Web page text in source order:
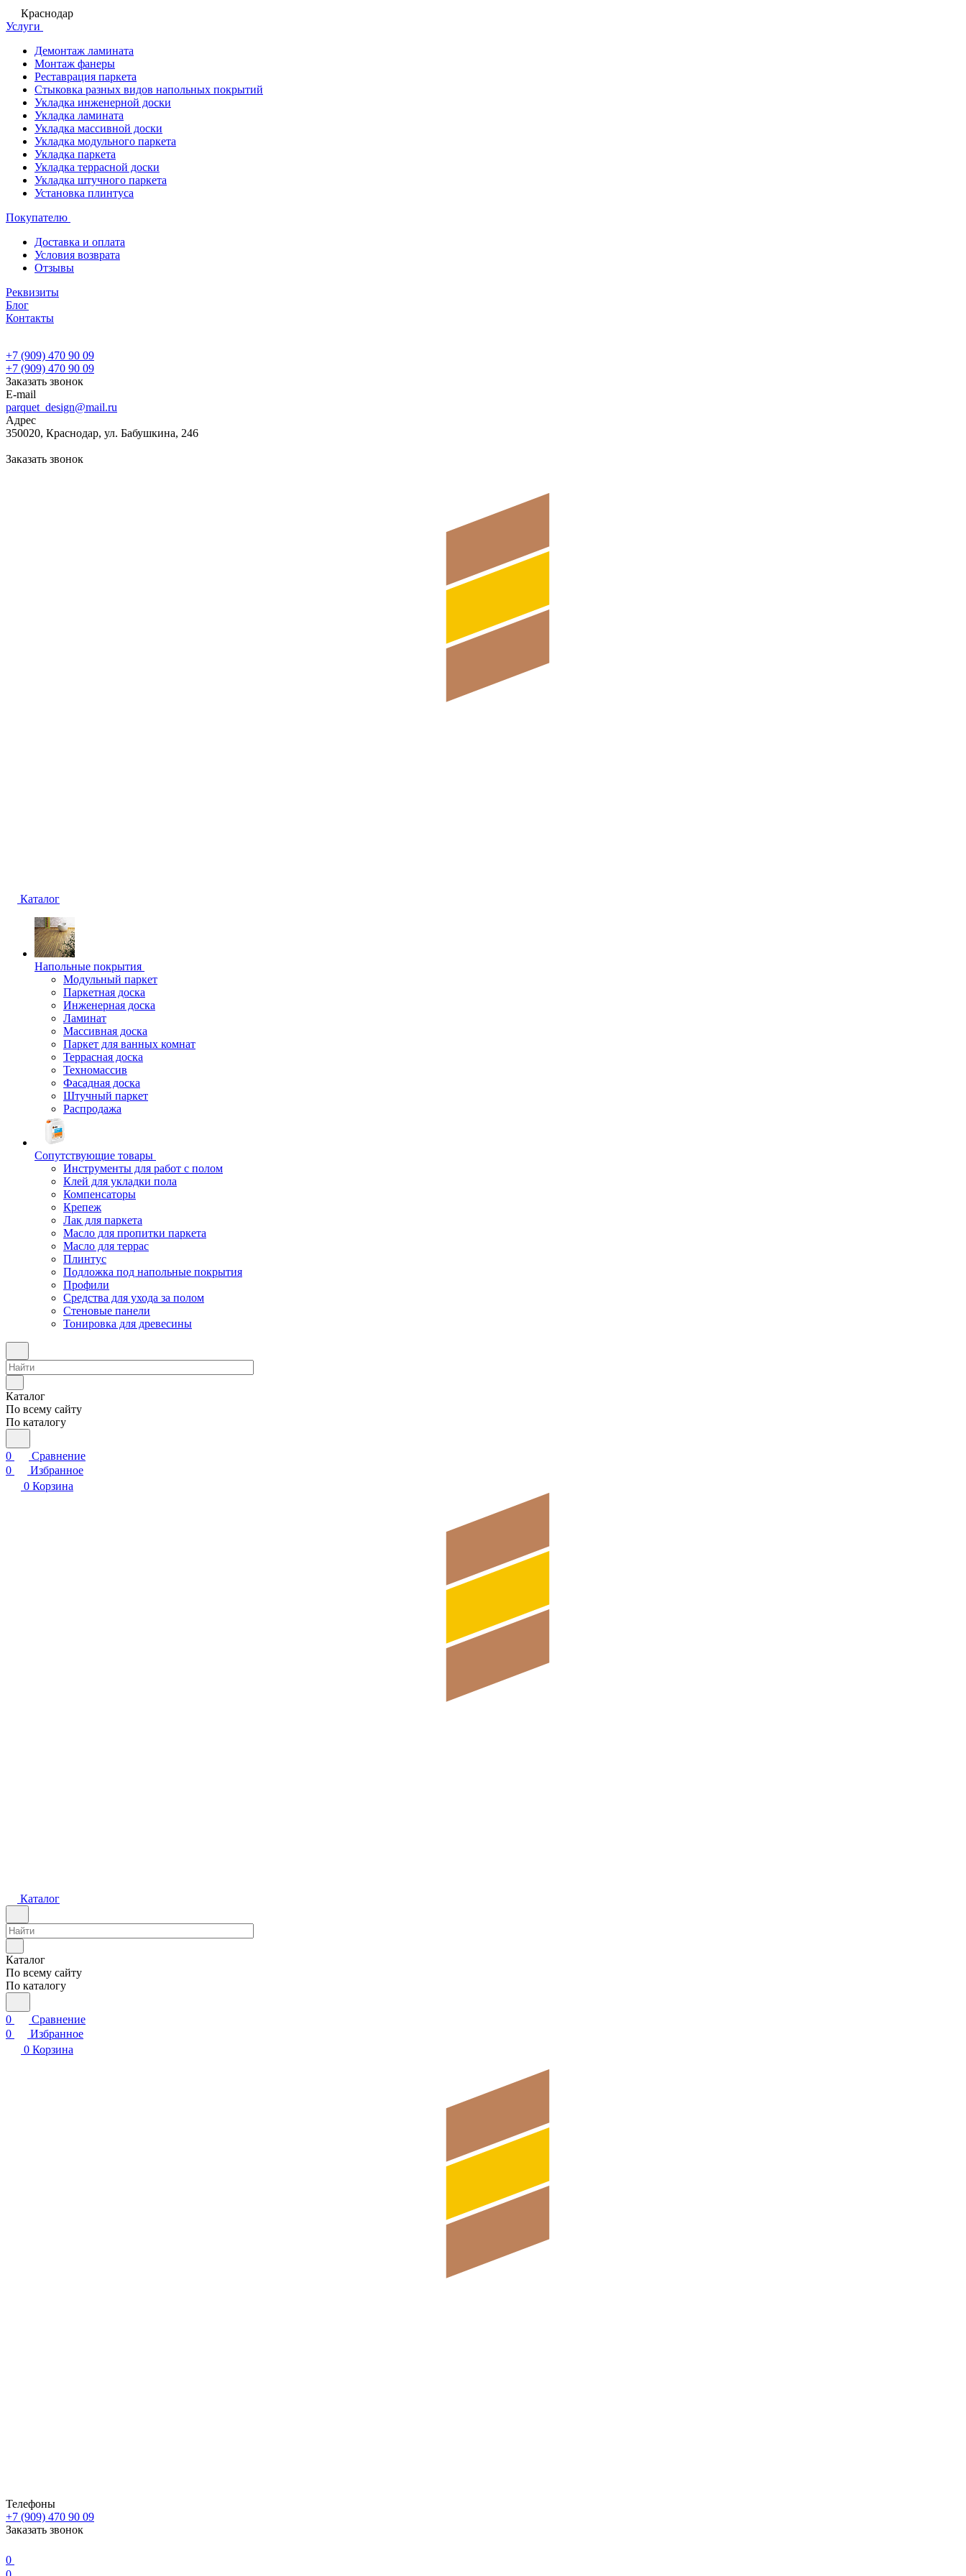
Краснодар
Услуги
Демонтаж ламината
Монтаж фанеры
Реставрация паркета
Стыковка разных видов напольных покрытий
Укладка инженерной доски
Укладка ламината
Укладка массивной доски
Укладка модульного паркета
Укладка паркета
Укладка террасной доски
Укладка штучного паркета
Установка плинтуса
Покупателю
Доставка и оплата
Условия возврата
Отзывы
Реквизиты
Блог
Контакты
+7 (909) 470 90 09
+7 (909) 470 90 09
Заказать звонок
E-mail
parquet_design@mail.ru
Адрес
350020, Краснодар, ул. Бабушкина, 246
Заказать звонок
Каталог
Напольные покрытия
Модульный паркет
Паркетная доска
Инженерная доска
Ламинат
Массивная доска
Паркет для ванных комнат
Террасная доска
Техномассив
Фасадная доска
Штучный паркет
Распродажа
Сопутствующие товары
Инструменты для работ с полом
Клей для укладки пола
Компенсаторы
Крепеж
Лак для паркета
Масло для пропитки паркета
Масло для террас
Плинтус
Подложка под напольные покрытия
Профили
Средства для ухода за полом
Стеновые панели
Тонировка для древесины
Каталог
По всему сайту
По каталогу
0
Сравнение
0
Избранное
0 Корзина
Каталог
Каталог
По всему сайту
По каталогу
0
Сравнение
0
Избранное
0 Корзина
Телефоны
+7 (909) 470 90 09
Заказать звонок
0